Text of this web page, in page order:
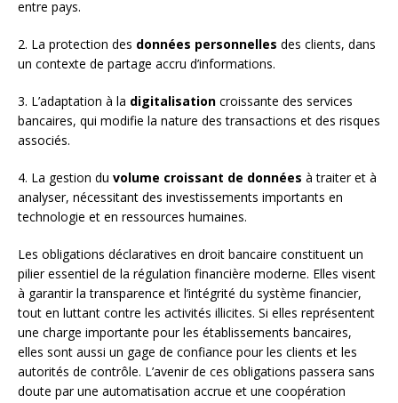
entre pays.
2. La protection des données personnelles des clients, dans
un contexte de partage accru d’informations.
3. L’adaptation à la digitalisation croissante des services
bancaires, qui modifie la nature des transactions et des risques
associés.
4. La gestion du volume croissant de données à traiter et à
analyser, nécessitant des investissements importants en
technologie et en ressources humaines.
Les obligations déclaratives en droit bancaire constituent un
pilier essentiel de la régulation financière moderne. Elles visent
à garantir la transparence et l’intégrité du système financier,
tout en luttant contre les activités illicites. Si elles représentent
une charge importante pour les établissements bancaires,
elles sont aussi un gage de confiance pour les clients et les
autorités de contrôle. L’avenir de ces obligations passera sans
doute par une automatisation accrue et une coopération